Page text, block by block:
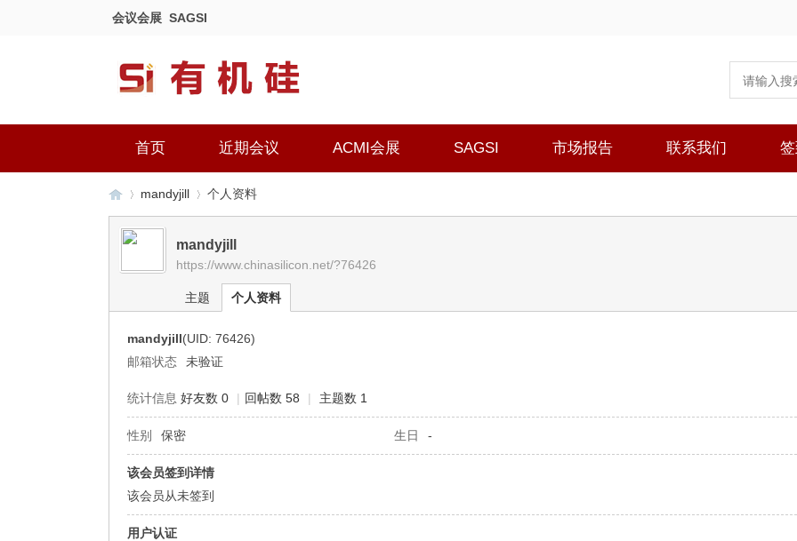
会议会展 SAGSI
首页 近期会议 ACMI会展 SAGSI 市场报告 联系我们
有›
mandyjill
›
个人资料
mandyjill
https://www.chinasilicon.net/?76426
主题 个人资料
mandyjill(UID: 76426)
邮箱状态
未验证
统计信息 好友数 0 | 回帖数 58 | 主题数 1
性别 保密 生日 -
该会员签到详情
该会员从未签到
用户认证